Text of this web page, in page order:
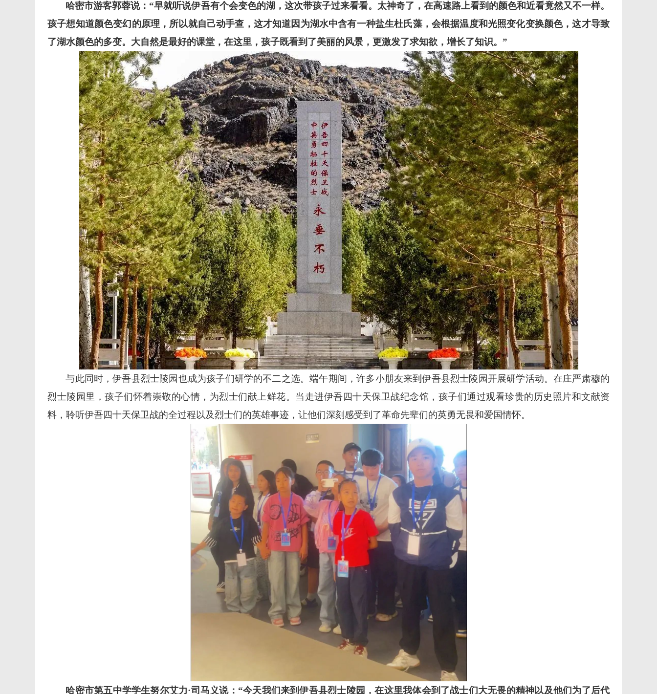
哈密市游客郭蓉说： “早就听说伊吾有个会变色的湖，这次带孩子过来看看。太神奇了，在高速路上看到的颜色和近看竟然又不一样。
孩子想知道颜色变幻的原理，所以就自己动手查，这才知道因为湖水中含有一种盐生杜氏藻，会根据温度和光照变化变换颜色，这才导致
了湖水颜色的多变。大自然是最好的课堂，在这里，孩子既看到了美丽的风景，更激发了求知欲，增长了知识。”
与此同时，伊吾县烈士陵园也成为孩子们研学的不二之选。端午期间，许多小朋友来到伊吾县烈士陵园开展研学活动。在庄严肃穆的
烈士陵园里，孩子们怀着崇敬的心情，为烈士们献上鲜花。当走进伊吾四十天保卫战纪念馆，孩子们通过观看珍贵的历史照片和文献资
料，聆听伊吾四十天保卫战的全过程以及烈士们的英雄事迹，让他们深刻感受到了革命先辈们的英勇无畏和爱国情怀。
哈密市第五中学学生努尔艾力·司马义说：“今天我们来到伊吾县烈士陵园，在这里我体会到了战士们大无畏的精神以及他们为了后代